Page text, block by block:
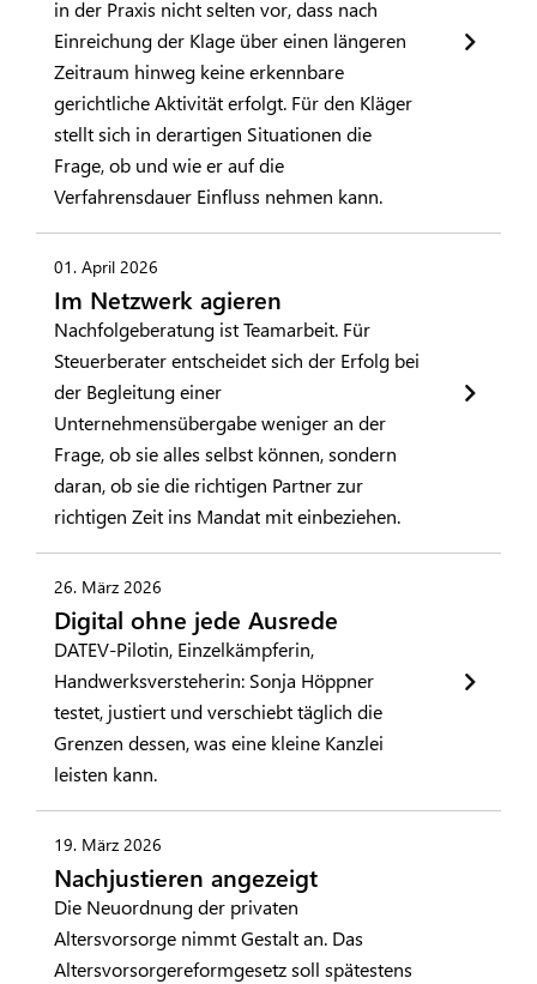
in der Praxis nicht selten vor, dass nach
Einreichung der Klage über einen längeren
Zeitraum hinweg keine erkennbare
gerichtliche Aktivität erfolgt. Für den Kläger
stellt sich in derartigen Situationen die
Frage, ob und wie er auf die
Verfahrensdauer Einfluss nehmen kann.
01. April 2026
Im Netzwerk agieren
Nachfolgeberatung ist Teamarbeit. Für
Steuerberater entscheidet sich der Erfolg bei
der Begleitung einer
Unternehmensübergabe weniger an der
Frage, ob sie alles selbst können, sondern
daran, ob sie die richtigen Partner zur
richtigen Zeit ins Mandat mit einbeziehen.
26. März 2026
Digital ohne jede Ausrede
DATEV-Pilotin, Einzelkämpferin,
Handwerksversteherin: Sonja Höppner
testet, justiert und verschiebt täglich die
Grenzen dessen, was eine kleine Kanzlei
leisten kann.
19. März 2026
Nachjustieren angezeigt
Die Neuordnung der privaten
Altersvorsorge nimmt Gestalt an. Das
Altersvorsorgereformgesetz soll spätestens